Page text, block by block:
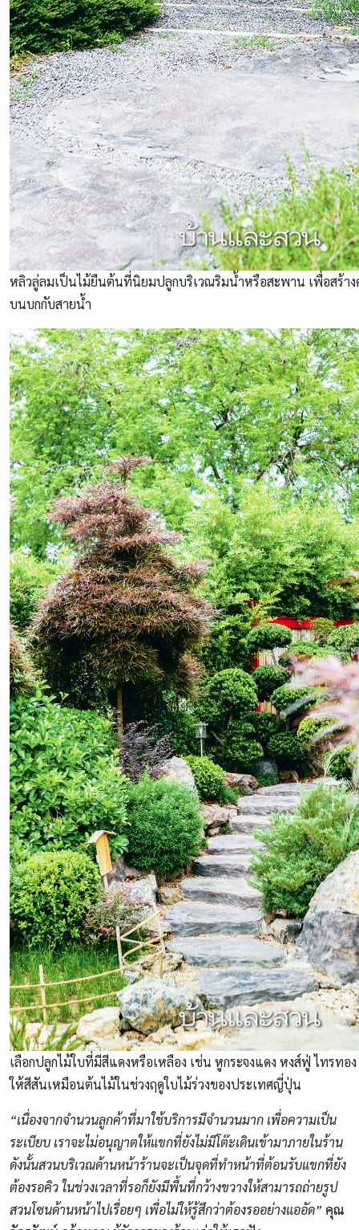
หลิวลู่ลมเป็นไม้ยืนต้นที่นิยมปลูกบริเวณริมน้ำหรือสะพาน เพื่อสร้าง
บนบกกับสายน้ำ
เลือกปลูกไม้ใบที่มีสีแดงหรือเหลือง เช่น หูกระจงแดง หงส์ฟู่ ไทรทอ
ให้สีสันเหมือนต้นไม้ในช่วงฤดูใบไม้ร่วงของประเทศญี่ปุ่น
“เนื่องจากจำนวนลูกค้าที่มาใช้บริการมีจำนวนมาก เพื่อความเป็น
ระเบียบ เราจะไม่อนุญาตให้แขกที่ยังไม่มีโต๊ะเดินเข้ามาภายในร้าน
ดังนั้นสวนบริเวณด้านหน้าร้านจะเป็นจุดที่ทำหน้าที่ต้อนรับแขกที่ยัง
ต้องรอคิว ในช่วงเวลาที่รอก็ยังมีพื้นที่กว้างขวางให้สามารถถ่ายรูป
สวนโซนด้านหน้าไปเรื่อยๆ เพื่อไม่ให้รู้สึกว่าต้องรออย่างแออัด” คุณ